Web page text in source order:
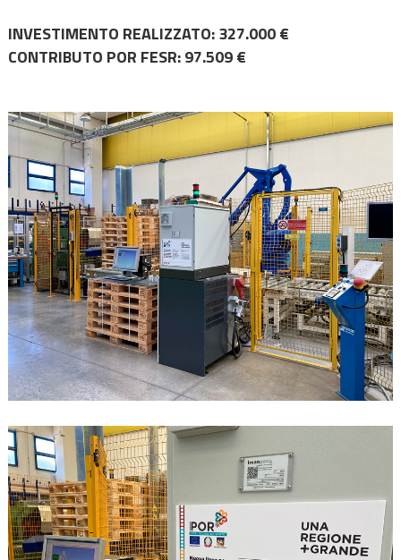
INVESTIMENTO REALIZZATO: 327.000 €
CONTRIBUTO POR FESR: 97.509 €